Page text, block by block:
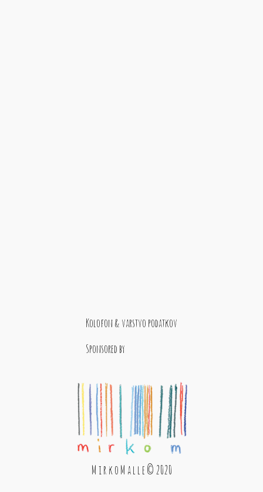
Kolofon & varstvo podatkov
Sponsored by
M i r k o M a l l e © 2020